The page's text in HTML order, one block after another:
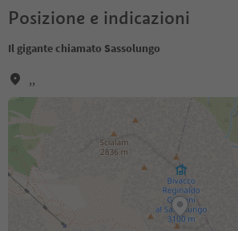
Posizione e indicazioni
Il gigante chiamato Sassolungo
,,